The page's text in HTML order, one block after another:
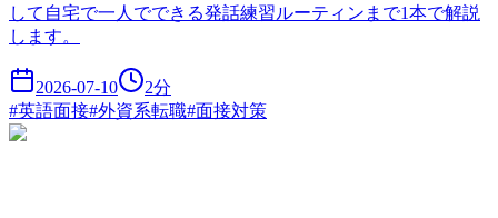
して自宅で一人でできる発話練習ルーティンまで1本で解説
します。
2026-07-10 2分
#英語面接#外資系転職#面接対策